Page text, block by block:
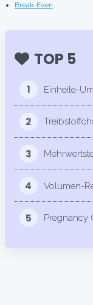
Break-Even
TOP 5
1 Einheite-
2
3
4 Volumen-
5 Pregnancy